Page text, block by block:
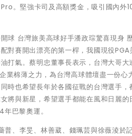
。堅強卡司及高額獎金，吸引國內外
球 台灣旅美高球好手潘政琮驚喜現身
對賽開出漂亮的第一桿，我國現役
打氣。蔡明忠董事長表示，台灣大哥
業棉薄之力，為台灣高球體壇盡一份
時也希望長年於各國征戰的台灣選手
將與新星，希望選手都能在風和日麗
巴黎奧運。
普、李旻、林善葳、錢珮芸與徐薇淩